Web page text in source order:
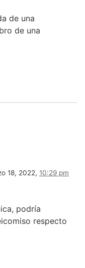
de una
de una
18, 2022, 10:29 pm
podría
respecto